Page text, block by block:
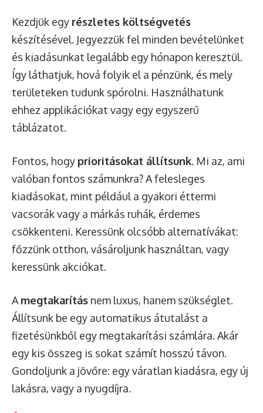
Kezdjük egy részletes költségvetés
készítésével. Jegyezzük fel minden bevételünket
és kiadásunkat legalább egy hónapon keresztül.
Így láthatjuk, hová folyik el a pénzünk, és mely
területeken tudunk spórolni. Használhatunk
ehhez applikációkat vagy egy egyszerű
táblázatot.
Fontos, hogy prioritásokat állítsunk. Mi az, ami
valóban fontos számunkra? A felesleges
kiadásokat, mint például a gyakori éttermi
vacsorák vagy a márkás ruhák, érdemes
csökkenteni. Keressünk olcsóbb alternatívákat:
főzzünk otthon, vásároljunk használtan, vagy
keressünk akciókat.
A megtakarítás nem luxus, hanem szükséglet.
Állítsunk be egy automatikus átutalást a
fizetésünkből egy megtakarítási számlára. Akár
egy kis összeg is sokat számít hosszú távon.
Gondoljunk a jövőre: egy váratlan kiadásra, egy új
lakásra, vagy a nyugdíjra.